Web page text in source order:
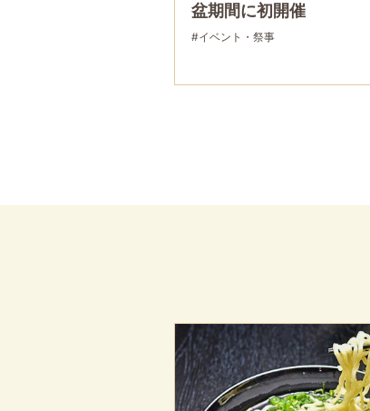
盆期間に初開催
#イベント・祭事